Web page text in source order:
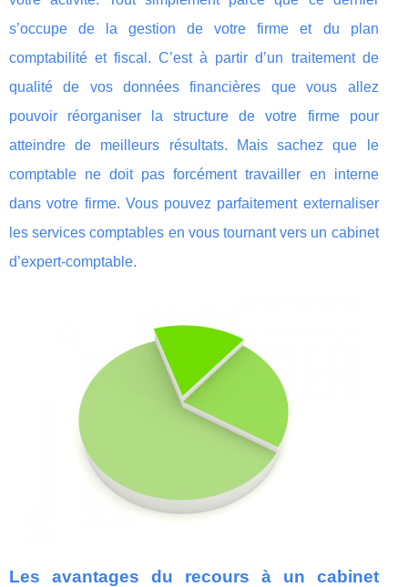
s’occupe de la gestion de votre firme et du plan
comptabilité et fiscal. C’est à partir d’un traitement de
qualité de vos données financières que vous allez
pouvoir réorganiser la structure de votre firme pour
atteindre de meilleurs résultats. Mais sachez que le
comptable ne doit pas forcément travailler en interne
dans votre firme. Vous pouvez parfaitement externaliser
les services comptables en vous tournant vers un cabinet
d’expert-comptable.
Les avantages du recours à un cabinet